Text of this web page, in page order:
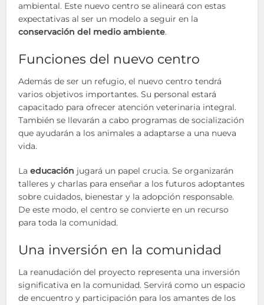
ambiental. Este nuevo centro se alineará con estas
expectativas al ser un modelo a seguir en la
conservación del medio ambiente.
Funciones del nuevo centro
Además de ser un refugio, el nuevo centro tendrá
varios objetivos importantes. Su personal estará
capacitado para ofrecer atención veterinaria integral.
También se llevarán a cabo programas de socialización
que ayudarán a los animales a adaptarse a una nueva
vida.
Laeducación jugará un papel crucia. Se organizarán
talleres y charlas para enseñar a los futuros adoptantes
sobre cuidados, bienestar y la adopción responsable.
De este modo, el centro se convierte en un recurso
para toda la comunidad.
Una inversión en la comunidad
La reanudación del proyecto representa una inversión
significativa en la comunidad. Servirá como un espacio
de encuentro y participación para los amantes de los